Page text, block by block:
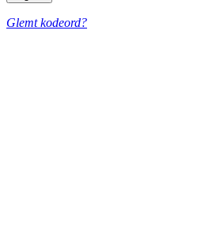
Glemt kodeord?